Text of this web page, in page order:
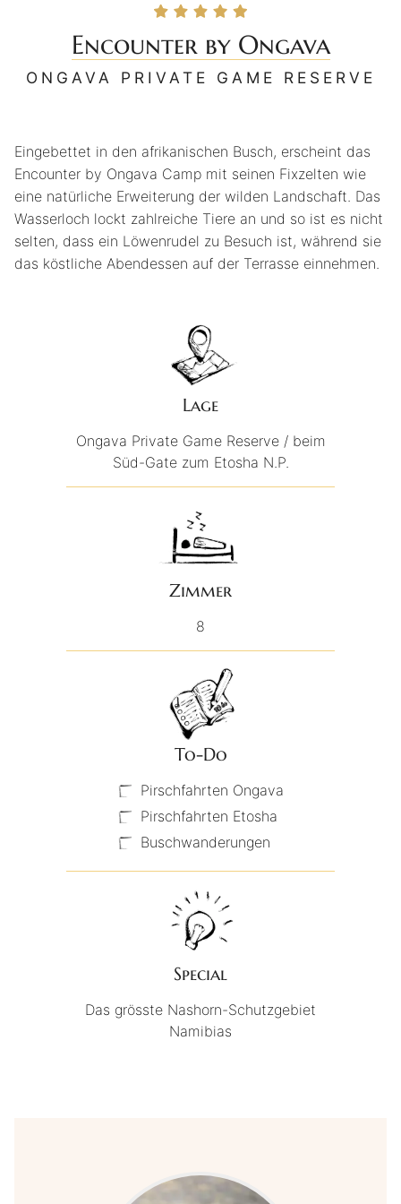
Encounter by Ongava
ONGAVA PRIVATE GAME RESERVE
Eingebettet in den afrikanischen Busch, erscheint das
Encounter by Ongava Camp mit seinen Fixzelten wie
eine natürliche Erweiterung der wilden Landschaft. Das
Wasserloch lockt zahlreiche Tiere an und so ist es nicht
selten, dass ein Löwenrudel zu Besuch ist, während sie
das köstliche Abendessen auf der Terrasse einnehmen.
Lage
Ongava Private Game Reserve / beim
Süd-Gate zum Etosha N.P.
Zimmer
8
To-Do
Pirschfahrten Ongava
Pirschfahrten Etosha
Buschwanderungen
Special
Das grösste Nashorn-Schutzgebiet
Namibias